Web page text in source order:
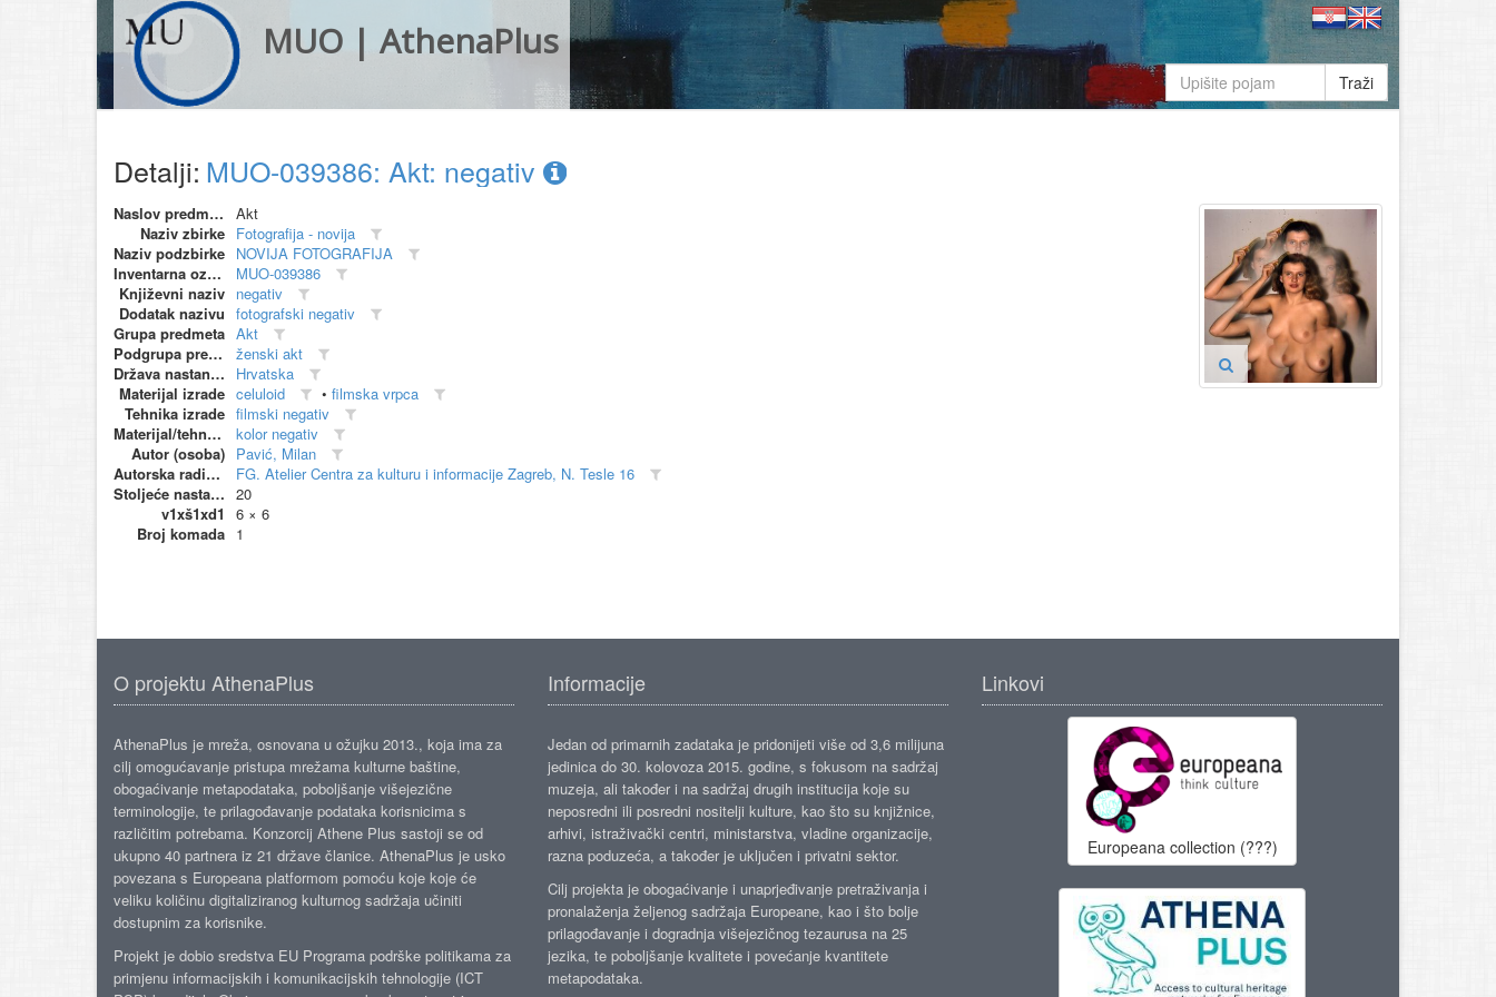
MUO | AthenaPlus
Traži
Detalji: MUO-039386: Akt: negativ
Naslov predmeta
Akt
Naziv zbirke Fotografija - novija
Naziv podzbirke NOVIJA FOTOGRAFIJA
Inventarna oznaka
MUO-039386
Književni naziv negativ
Dodatak nazivu fotografski negativ
Grupa predmeta Akt
Podgrupa predmeta
ženski akt
Država nastanka
Hrvatska
Materijal izrade celuloid • filmska vrpca
Tehnika izrade filmski negativ
Materijal/tehnika
kolor negativ
Autor (osoba) Pavić, Milan
Autorska radionica (proizvođač)
FG. Atelier Centra za kulturu i informacije Zagreb, N. Tesle 16
Stoljeće nastanka 20
v1xš1xd1
6 × 6
Broj komada 1
O projektu AthenaPlus
AthenaPlus je mreža, osnovana u ožujku 2013., koja ima za
cilj omogućavanje pristupa mrežama kulturne baštine,
obogaćivanje metapodataka, poboljšanje višejezične
terminologije, te prilagođavanje podataka korisnicima s
različitim potrebama. Konzorcij Athene Plus sastoji se od
ukupno 40 partnera iz 21 države članice. AthenaPlus je usko
povezana s Europeana platformom pomoću koje koje će
veliku količinu digitaliziranog kulturnog sadržaja učiniti
dostupnim za korisnike.
Projekt je dobio sredstva EU Programa podrške politikama za
primjenu informacijskih i komunikacijskih tehnologije (ICT
Informacije
Jedan od primarnih zadataka je pridonijeti više od 3,6 milijuna
jedinica do 30. kolovoza 2015. godine, s fokusom na sadržaj
muzeja, ali također i na sadržaj drugih institucija koje su
neposredni ili posredni nositelji kulture, kao što su knjižnice,
arhivi, istraživački centri, ministarstva, vladine organizacije,
razna poduzeća, a također je uključen i privatni sektor.
Cilj projekta je obogaćivanje i unaprjeđivanje pretraživanja i
pronalaženja željenog sadržaja Europeane, kao i što bolje
prilagođavanje i dogradnja višejezičnog tezaurusa na 25
jezika, te poboljšanje kvalitete i povećanje kvantitete
metapodataka.
Linkovi
Europeana collection (???)